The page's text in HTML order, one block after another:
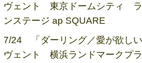
ヴェント 東京ドームシティ ラ
ンステージ ap SQUARE
7/24 「ダーリング／愛が欲し
ヴェント 横浜ランドマークプ